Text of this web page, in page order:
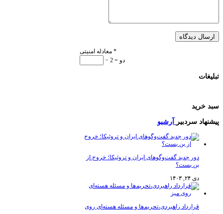
ارسال دیدگاه
معادله امنیتی *
− دو = 2
تبلیغات
سبد خرید
پیشنهاد سردبیر
آرشیو
دور جدید گفت‌وگوهای ایران و تروئیکا؛ خروج از
بن بست؟
دی ۲۴, ۱۴۰۳
قرارداد راهبردی،تحریم‌ها و مسئله هسته‌ای روی